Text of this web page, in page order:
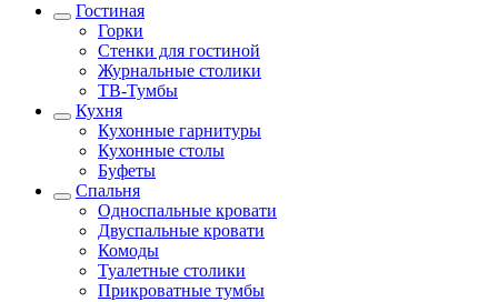
Гостиная
Горки
Стенки для гостиной
Журнальные столики
TВ-Тумбы
Кухня
Кухонные гарнитуры
Кухонные столы
Буфеты
Спальня
Односпальные кровати
Двуспальные кровати
Комоды
Туалетные столики
Прикроватные тумбы